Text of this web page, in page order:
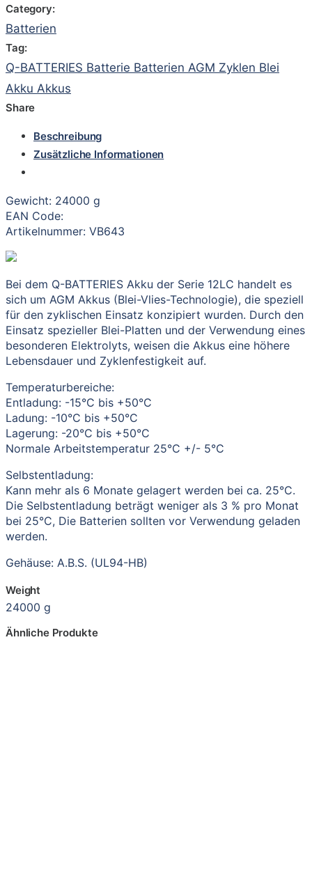
Category:
Batterien
Tag:
Q-BATTERIES Batterie Batterien AGM Zyklen Blei
Akku Akkus
Share
Beschreibung
Zusätzliche Informationen
Gewicht: 24000 g
EAN Code:
Artikelnummer: VB643
Bei dem Q-BATTERIES Akku der Serie 12LC handelt es
sich um AGM Akkus (Blei-Vlies-Technologie), die speziell
für den zyklischen Einsatz konzipiert wurden. Durch den
Einsatz spezieller Blei-Platten und der Verwendung eines
besonderen Elektrolyts, weisen die Akkus eine höhere
Lebensdauer und Zyklenfestigkeit auf.
Temperaturbereiche:
Entladung: -15°C bis +50°C
Ladung: -10°C bis +50°C
Lagerung: -20°C bis +50°C
Normale Arbeitstemperatur 25°C +/- 5°C
Selbstentladung:
Kann mehr als 6 Monate gelagert werden bei ca. 25°C.
Die Selbstentladung beträgt weniger als 3 % pro Monat
bei 25°C, Die Batterien sollten vor Verwendung geladen
werden.
Gehäuse: A.B.S. (UL94-HB)
Weight
24000 g
Ähnliche Produkte